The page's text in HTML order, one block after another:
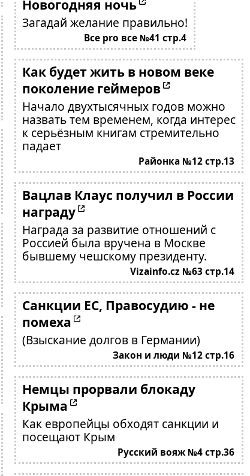
Новогодняя ночь
Загадай желание правильно!
Все pro все №41 стр.4
Как будет жить в новом веке
поколение геймеров
Начало двухтысячных годов можно
назвать тем временем, когда интерес
к серьёзным книгам стремительно
падает
Районка №12 стр.13
Вацлав Клаус получил в России
награду
Награда за развитие отношений с
Россией была вручена в Москве
бывшему чешскому президенту.
Vizainfo.cz №63 стр.14
Санкции ЕС, Правосудию - не
помеха
(Взыскание долгов в Германии)
Закон и люди №12 стр.16
Немцы прорвали блокаду
Крыма
Как европейцы обходят санкции и
посещают Крым
Русский вояж №4 стр.36